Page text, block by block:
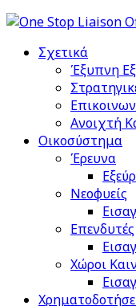
Σχετικά
Έξυπνη
Ανοιχτή
Οικοσύστημα
Έρευνα
Νεοφυείς
Επενδυτές
Χώροι